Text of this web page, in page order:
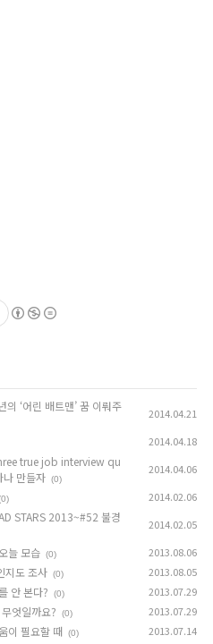
의 ‘어린 배트맨’ 꿈 이뤄주
2014.04.21
2014.04.18
true job interview qu
만들자 (0)
2014.04.06
2014.02.06
STARS 2013~#52 불경
2014.02.05
늘 모습 (0) 2013.08.06
도 조사 (0) 2013.08.05
안 본다? (0) 2013.07.29
엇일까요? (0) 2013.07.29
이 필요할 때 (0) 2013.07.14